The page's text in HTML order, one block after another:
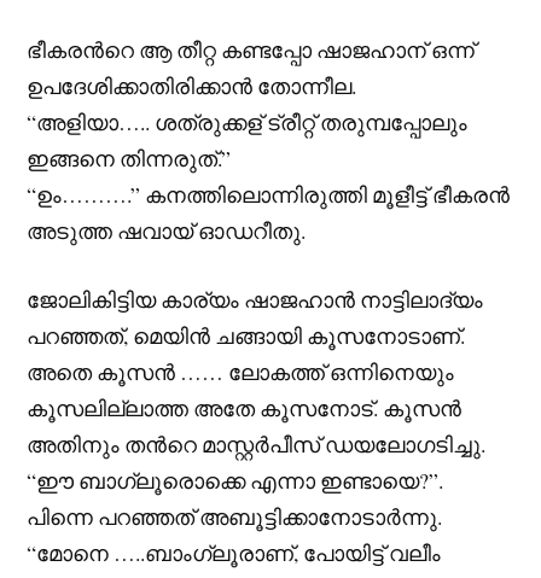
ഭീകരന്‍റെ ആ തീറ്റ കണ്ടപ്പോ ഷാജഹാന് ഒന്ന്
ഉപദേശിക്കാതിരിക്കാന്‍ തോന്നീല.
“അളിയാ….. ശത്രുക്കള് ട്രീറ്റ്‌ തരുമ്പപ്പോലും
ഇങ്ങനെ തിന്നരുത്.”
“ഉം……….” കനത്തിലൊന്നിരുത്തി മൂളീട്ട് ഭീകരന്‍
അടുത്ത ഷവായ് ഓഡറീതു.
ജോലികിട്ടിയ കാര്യം ഷാജഹാന്‍ നാട്ടിലാദ്യം
പറഞ്ഞത്, മെയിന്‍ ചങ്ങായി കൂസനോടാണ്.
അതെ കൂസന്‍ …… ലോകത്ത് ഒന്നിനെയും
കൂസലില്ലാത്ത അതേ കൂസനോട്. കൂസന്‍
അതിനും തന്‍റെ മാസ്റ്റർപീസ്‌ ഡയലോഗടിച്ചു.
“ഈ ബാഗ്ലൂരൊക്കെ എന്നാ ഇണ്ടായെ?”.
പിന്നെ പറഞ്ഞത് അബൂട്ടിക്കാനോടാര്‍ന്നു.
“മോനെ …..ബാംഗ്ലൂരാണ്, പോയിട്ട് വലീം